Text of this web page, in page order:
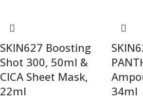
SKIN627 Boosting
Shot 300, 50ml &
CICA Sheet Mask,
22ml
34ml